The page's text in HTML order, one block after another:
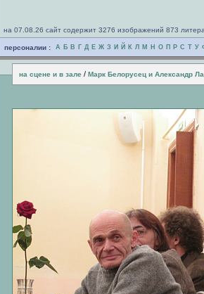
на 07.08.26 сайт содержит 3276 изображений 873
персоналии : А Б В Г Д Е Ж З И Й К Л М Н О П Р С Т У
на сцене и в зале / Марк Белорусец и Александр